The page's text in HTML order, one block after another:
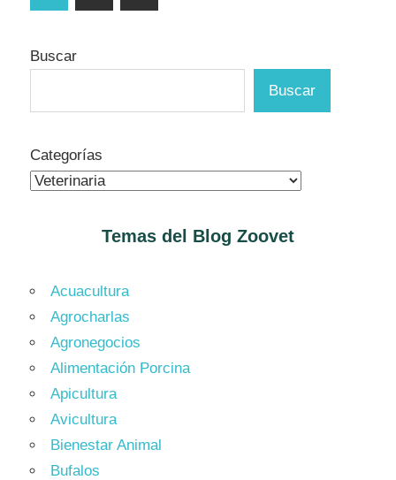
entradas
siguientes
Buscar
Buscar
Categorías
Temas del Blog Zoovet
Acuacultura
Agrocharlas
Agronegocios
Alimentación Porcina
Apicultura
Avicultura
Bienestar Animal
Bufalos